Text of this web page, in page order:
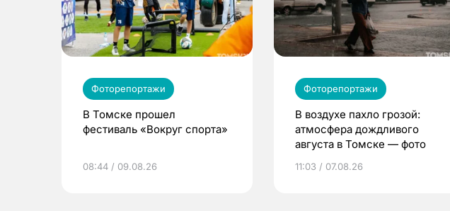
Фоторепортажи
В Томске прошел
фестиваль «Вокруг спорта»
08:44 / 09.08.26
Фоторепортажи
В воздухе пахло грозой:
атмосфера дождливого
августа в Томске — фото
11:03 / 07.08.26